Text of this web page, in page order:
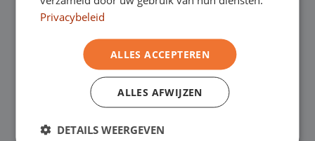
showrooms om de occasions te bekijken –
en natuurlijk voor een lekkere kop koffie!
kunt in Asten terecht voor onze
bedrijfswagens en in Oss, Geldrop en
Helmond voor zowel personenauto’s als
Privacybeleid
ALLES ACCEPTEREN
ALLES AFWIJZEN
DETAILS WEERGEVEN